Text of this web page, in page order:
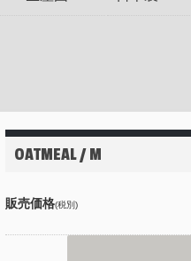
OATMEAL / M
販売価格(税別)